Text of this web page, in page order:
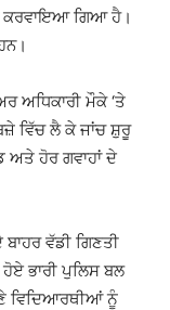
ਕਰਵਾਇਆ ਗਿਆ ਹੈ।
ਅਧਿਕਾਰੀ ਮੌਕੇ ‘ਤੇ
ਵਿੱਚ ਲੈ ਕੇ ਜਾਂਚ ਸ਼ੁਰੂ
ਅਤੇ ਹੋਰ ਗਵਾਹਾਂ ਦੇ
ਵੱਡੀ ਗਿਣਤੀ
ਭਾਰੀ ਪੁਲਿਸ ਬਲ
ਵਿਦਿਆਰਥੀਆਂ ਨੂੰ